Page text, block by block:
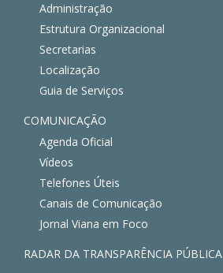
Administração
Estrutura Organizacional
Secretarias
Localização
Guia de Serviços
COMUNICAÇÃO
Agenda Oficial
Vídeos
Telefones Úteis
Canais de Comunicação
Jornal Viana em Foco
RADAR DA TRANSPARÊNCIA PÚBLICA